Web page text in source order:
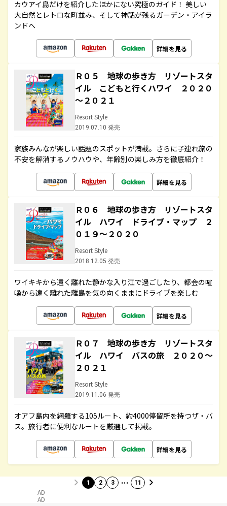
カウアイ島だけを紹介したほかにない究極のガイド！ 美しい
大自然とレトロな町並み、そして神話が残るガーデン・アイラ
ンドへ
詳細を見る
Ｒ０５ 地球の歩き方 リゾートスタ
イル こどもと行くハワイ ２０２０
～２０２１
Resort Style
2019.07.10 発売
家族みんなが楽しい話題のスポットが満載。さらに子連れ旅の
不安を解消するノウハウや、年齢別の楽しみ方を徹底紹介！
詳細を見る
Ｒ０６ 地球の歩き方 リゾートスタ
イル ハワイ ドライブ・マップ ２
０１９～２０２０
Resort Style
2018.12.05 発売
ワイキキから遠く離れた静かな入り江で過ごしたり、都会の喧
噪から遠く離れた離島を気の向くままにドライブを楽しむ
詳細を見る
Ｒ０７ 地球の歩き方 リゾートスタ
イル ハワイ バスの旅 ２０２０～
２０２１
Resort Style
2019.11.06 発売
オアフ島内を網羅する105ルート、約4000停留所を持つザ・バ
ス。旅行者に便利なルートを厳選して掲載。
詳細を見る
1 2 3 … 11
AD
AD